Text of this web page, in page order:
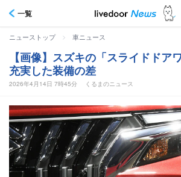
一覧
ニューストップ > 車ニュース
【画像】スズキの「スライドドア
充実した装備の差
2026年4月14日 7時45分 くるまのニュース